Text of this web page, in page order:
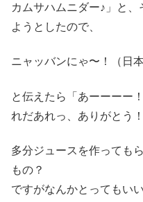
カムサハムニダー♪」と
ようとしたので、
ニャッバンにゃ〜！（日
と伝えたら「あーーーー
れだあれっ、ありがとう
多分ジュースを作っても
もの？
ですがなんかとってもい